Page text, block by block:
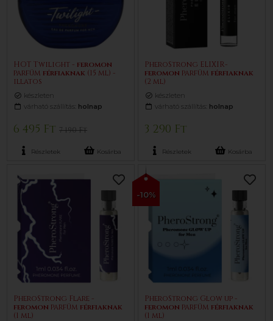
HOT Twilight - feromon
parfüm férfiaknak (15 ml) -
illatos
készleten
várható szállítás: holnap
6 495 Ft7 190 Ft
Részletek Kosárba
PheroStrong ELIXIR-
feromon parfüm férfiaknak
(2 ml)
készleten
várható szállítás: holnap
3 290 Ft
Részletek Kosárba
PheroStrong Flare -
feromon parfüm férfiaknak
(1 ml)
-10%
PheroStrong Glow up -
feromon parfüm férfiaknak
(1 ml)